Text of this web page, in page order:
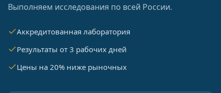
Выполняем исследования по всей России.
Аккредитованная лаборатория
Результаты от 3 рабочих дней
Цены на 20% ниже рыночных